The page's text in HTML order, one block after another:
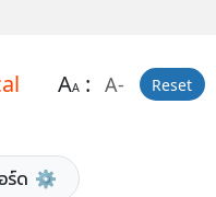
AA: A- Reset
ร์ด ⚙️